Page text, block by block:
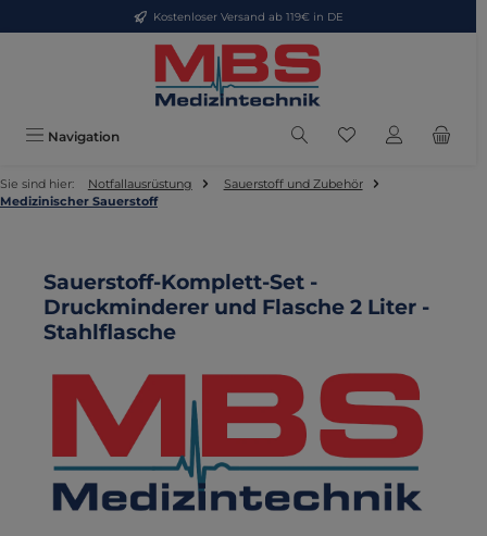
Zum Hauptinhalt springenKostenloser Versand ab 119€ in DE
Navigation Du hast 0
Sie sind hier: Notfallausrüstung
Sauerstoff und Zubehör
Medizinischer Sauerstoff
Sauerstoff-Komplett-Set -
Druckminderer und Flasche 2 Liter -
Stahlflasche